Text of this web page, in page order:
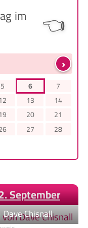
im 👈
›
5 6
7
13
14
20
21
27
28
September
Dave Chisnall